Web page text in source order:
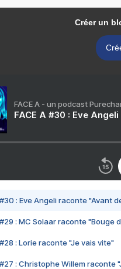
Créer un
FACE A - un podcast
FACE A #30 : Eve
#30 : Eve Angeli raconte "Avant
#29 : MC Solaar raconte "Bouge
#28 : Lorie raconte "Je vais vite"
#27 : Christophe Willem raconte